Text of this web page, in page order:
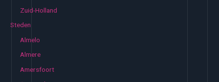
Zuid-Holland
Steden
Almelo
Almere
Amersfoort